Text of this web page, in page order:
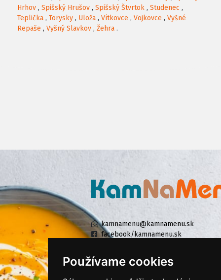
Používame cookies
Hrhov , Spišský Hrušov , Spišský Štvrtok , Studenec ,
Teplička , Torysky , Uloža , Vítkovce , Vojkovce , Vyšné
Repaše , Vyšný Slavkov , Žehra .
kamnamenu@kamnamenu.sk
facebook/kamnamenu.sk